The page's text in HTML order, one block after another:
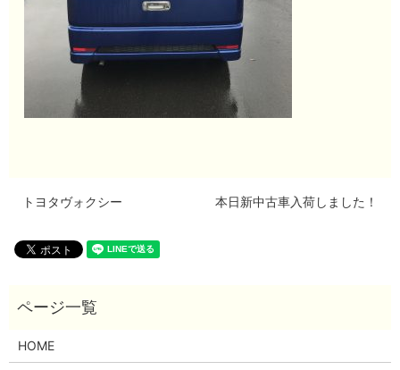
トヨタヴォクシー 本日新中古車入荷しました！
HOME